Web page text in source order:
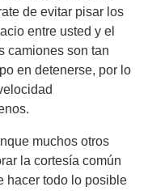
de evitar pisar los
entre usted y el
camiones son tan
en detenerse, por lo
muchos otros
la cortesía común
hacer todo lo posible